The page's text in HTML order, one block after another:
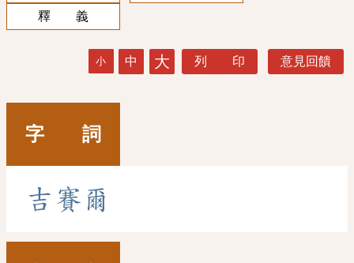
釋 義
小 中 大 列 印 意見回饋
字 詞
吉 賽 爾